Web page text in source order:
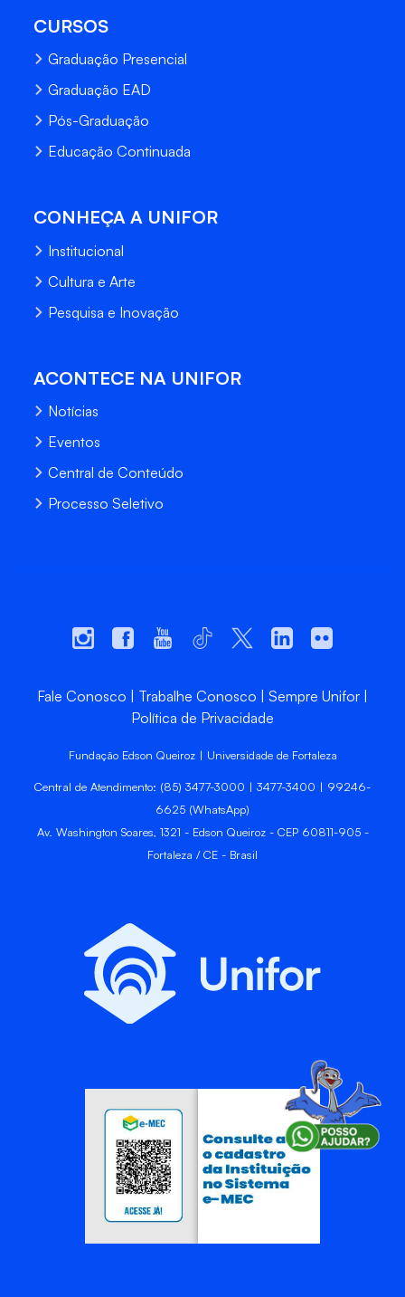
CURSOS
Graduação Presencial
Graduação EAD
Pós-Graduação
Educação Continuada
CONHEÇA A UNIFOR
Institucional
Cultura e Arte
Pesquisa e Inovação
ACONTECE NA UNIFOR
Notícias
Eventos
Central de Conteúdo
Processo Seletivo
Fale Conosco Trabalhe Conosco
Sempre Unifor
Política de Privacidade
Fundação Edson Queiroz | Universidade de Fortaleza
Central de Atendimento: (85) 3477-3000 | 3477-3400 | 99246-
6625 (WhatsApp)
Av. Washington Soares, 1321 - Edson Queiroz - CEP 60811-905 -
Fortaleza / CE - Brasil